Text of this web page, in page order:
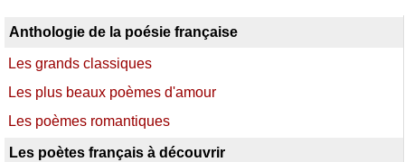
Anthologie de la poésie française
Les grands classiques
Les plus beaux poèmes d'amour
Les poèmes romantiques
Les poètes français à découvrir